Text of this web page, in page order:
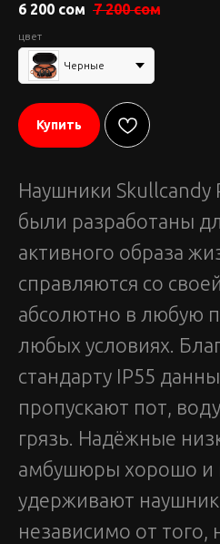
6 200 сом 7 200 сом
цвет
Черные
Купить
Наушники Skullcandy
были разработаны
активного образа
справляются со
абсолютно в любую
любых условиях.
стандарту IP55
пропускают пот,
грязь. Надёжные
амбушюры хорошо и
удерживают
независимо от того,